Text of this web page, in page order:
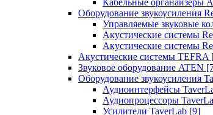
Кабельные органайзеры
Оборудование звукоусиления
Управляемые звуковые
Акустические системы
Акустические системы
Акустические системы TEFRA
Звуковое оборудование ATEN
Оборудование звукоусиления
Аудиоинтерфейсы
Аудиопроцессоры
Усилители TaverLab [9]